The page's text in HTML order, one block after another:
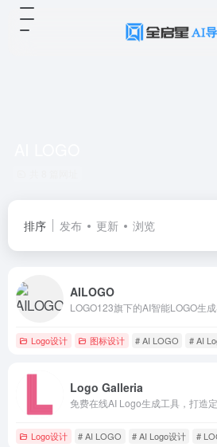
排序 发布 更新 浏览
AILOGO
Logo设计 图标设计 # AI LOGO # AI
Logo Galleria
免费在线AI Logo生成工具，打造
Logo设计 # AI LOGO # AI Logo设计 #